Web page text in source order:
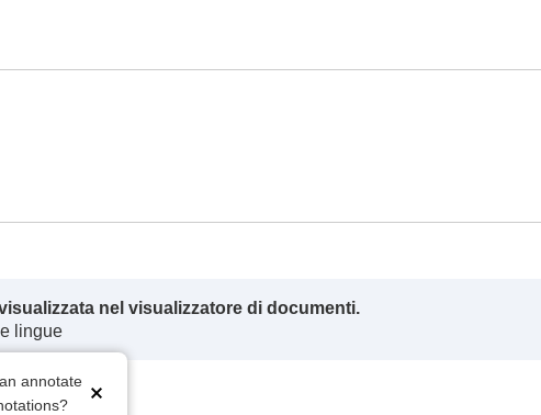
nel visualizzatore di documenti.
lingue
annotate